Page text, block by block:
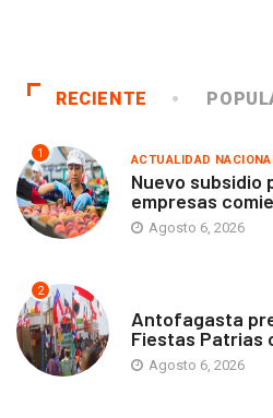
RECIENTE
1 ACTUALIDAD
Nuevo subsidio
empresas
Agosto 6, 2026
2
Antofagasta
Fiestas Patrias
Agosto 6, 2026